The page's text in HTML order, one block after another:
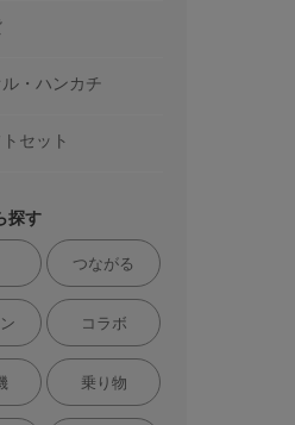
ル・ハンカチ
セット
探す
つながる
コラボ
乗り物